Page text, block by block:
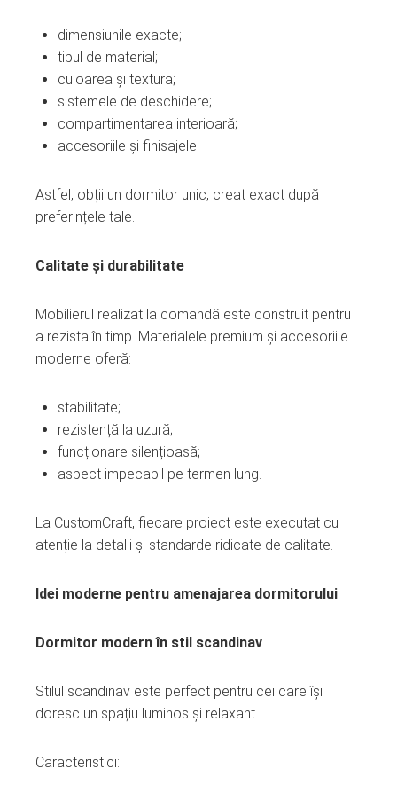
dimensiunile exacte;
tipul de material;
culoarea și textura;
sistemele de deschidere;
compartimentarea interioară;
accesoriile și finisajele.
Astfel, obții un dormitor unic, creat exact după
preferințele tale.
Calitate și durabilitate
Mobilierul realizat la comandă este construit pentru
a rezista în timp. Materialele premium și accesoriile
moderne oferă:
stabilitate;
rezistență la uzură;
funcționare silențioasă;
aspect impecabil pe termen lung.
La CustomCraft, fiecare proiect este executat cu
atenție la detalii și standarde ridicate de calitate.
Idei moderne pentru amenajarea dormitorului
Dormitor modern în stil scandinav
Stilul scandinav este perfect pentru cei care își
doresc un spațiu luminos și relaxant.
Caracteristici: